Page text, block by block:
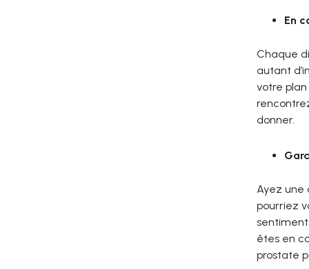
En
Chaque
autant
votre
donner.
Ayez une
pourriez
êtes en
prostate